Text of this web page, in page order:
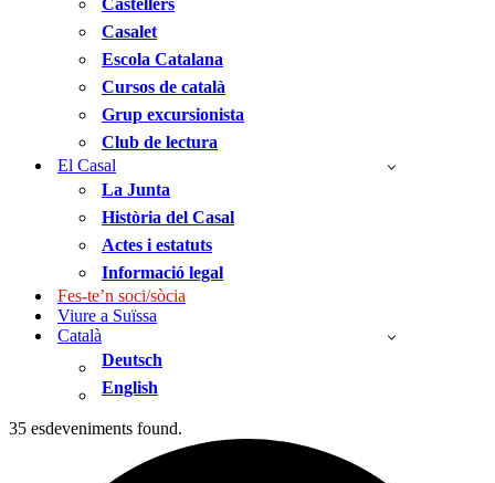
Castellers
Casalet
Escola Catalana
Cursos de català
Grup excursionista
Club de lectura
El Casal
La Junta
Història del Casal
Actes i estatuts
Informació legal
Fes-te’n soci/sòcia
Viure a Suïssa
Català
Deutsch
English
35 esdeveniments found.